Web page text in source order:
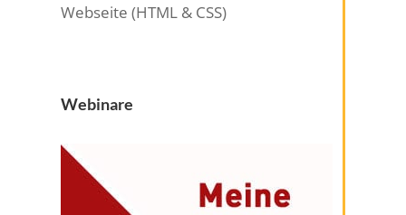
Webseite (HTML & CSS)
Webinare